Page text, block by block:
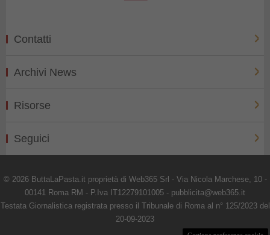
Contatti
Archivi News
Risorse
Seguici
© 2026 ButtaLaPasta.it proprietà di Web365 Srl - Via Nicola Marchese, 10 -
00141 Roma RM - P.Iva IT12279101005 - pubblicita@web365.it
Testata Giornalistica registrata presso il Tribunale di Roma al n° 125/2023 del
20-09-2023